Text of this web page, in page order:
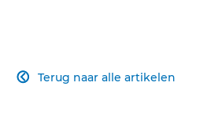
Terug naar alle artikelen
